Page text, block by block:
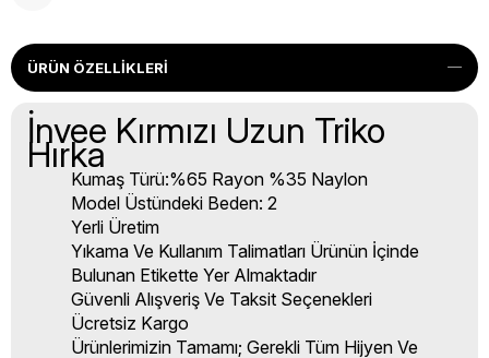
ÜRÜN ÖZELLIKLERI
İnvee Kırmızı Uzun Triko
Hırka
Kumaş Türü:%65 Rayon %35 Naylon
Model Üstündeki Beden: 2
Yerli Üretim
Yıkama Ve Kullanım Talimatları Ürünün İçinde
Bulunan Etikette Yer Almaktadır
Güvenli Alışveriş Ve Taksit Seçenekleri
Ücretsiz Kargo
Ürünlerimizin Tamamı; Gerekli Tüm Hijyen Ve